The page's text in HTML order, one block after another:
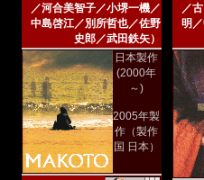
／河合美智子／小堺一機／
中島啓江／別所哲也／佐野
史郎／武田鉄矢）
日本製作
(2000年
～)
2005年製
作（製作
国 日本）
／
明